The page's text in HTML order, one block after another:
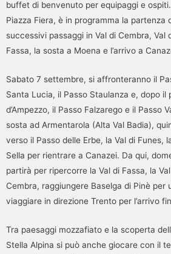
buffet di benvenuto per equipaggi e
Piazza Fiera, è in programma la partenza
successivi passaggi in Val di Cembra, Val
Fassa, la sosta a Moena e l’arrivo a
Sabato 7 settembre, si affronteranno il
Santa Lucia, il Passo Staulanza e, dopo il
d’Ampezzo, il Passo Falzarego e il Passo
sosta ad Armentarola (Alta Val Badia),
verso il Passo delle Erbe, la Val di Funes,
Sella per rientrare a Canazei. Da qui,
partirà per ripercorre la Val di Fassa, la
Cembra, raggiungere Baselga di Pinè per
viaggiare in direzione Trento per l’arrivo
Tra paesaggi mozzafiato e la scoperta
Stella Alpina si può anche giocare con il